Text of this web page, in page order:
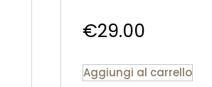
€29.00
Aggiungi al carrello